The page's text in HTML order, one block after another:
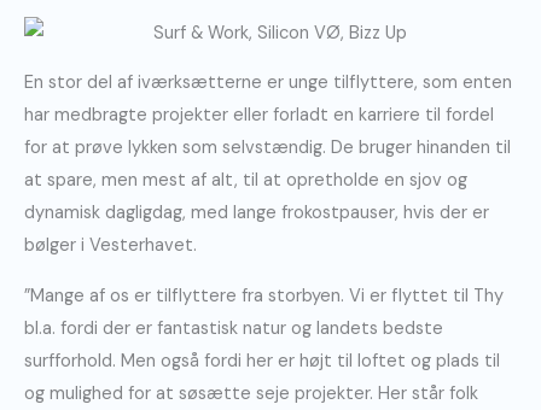
En stor del af iværksætterne er unge tilflyttere, som enten
har medbragte projekter eller forladt en karriere til fordel
for at prøve lykken som selvstændig. De bruger hinanden til
at spare, men mest af alt, til at opretholde en sjov og
dynamisk dagligdag, med lange frokostpauser, hvis der er
bølger i Vesterhavet.
”Mange af os er tilflyttere fra storbyen. Vi er flyttet til Thy
bl.a. fordi der er fantastisk natur og landets bedste
surfforhold. Men også fordi her er højt til loftet og plads til
og mulighed for at søsætte seje projekter. Her står folk